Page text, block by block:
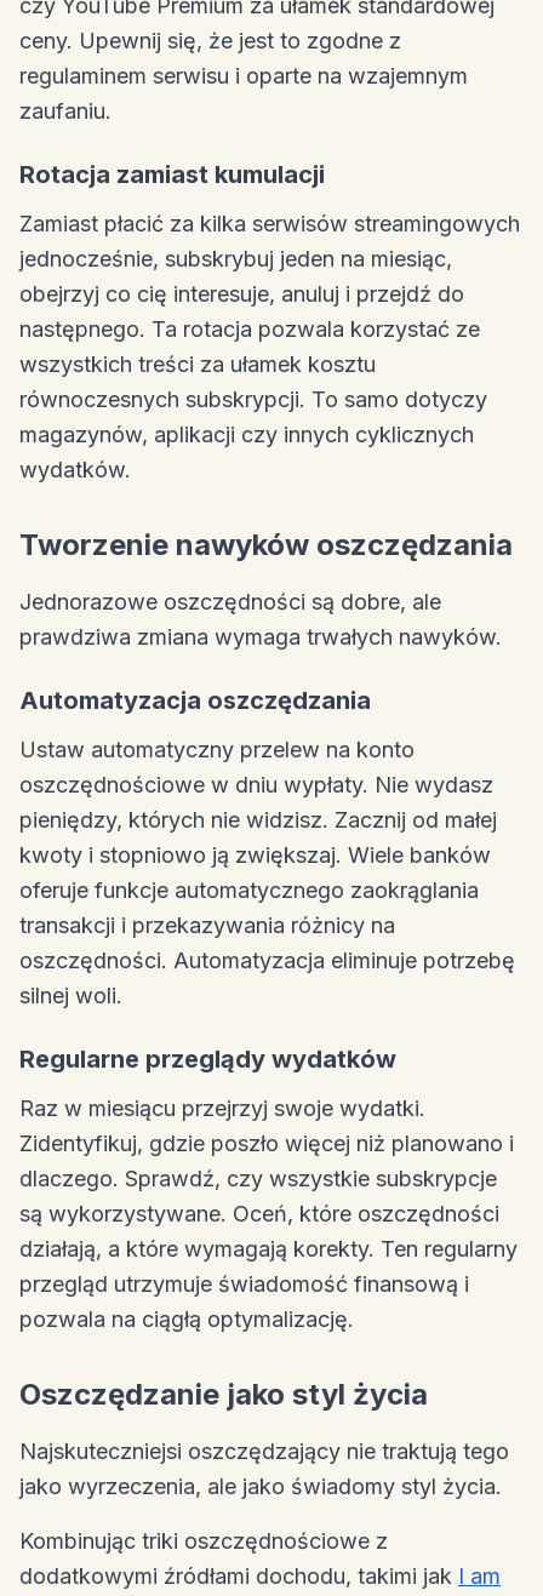
ceny. Upewnij się, że jest to zgodne z
regulaminem serwisu i oparte na wzajemnym
zaufaniu.
Rotacja zamiast kumulacji
Zamiast płacić za kilka serwisów streamingowych
jednocześnie, subskrybuj jeden na miesiąc,
obejrzyj co cię interesuje, anuluj i przejdź do
następnego. Ta rotacja pozwala korzystać ze
wszystkich treści za ułamek kosztu
równoczesnych subskrypcji. To samo dotyczy
magazynów, aplikacji czy innych cyklicznych
wydatków.
Tworzenie nawyków oszczędzania
Jednorazowe oszczędności są dobre, ale
prawdziwa zmiana wymaga trwałych nawyków.
Automatyzacja oszczędzania
Ustaw automatyczny przelew na konto
oszczędnościowe w dniu wypłaty. Nie wydasz
pieniędzy, których nie widzisz. Zacznij od małej
kwoty i stopniowo ją zwiększaj. Wiele banków
oferuje funkcje automatycznego zaokrąglania
transakcji i przekazywania różnicy na
oszczędności. Automatyzacja eliminuje potrzebę
silnej woli.
Regularne przeglądy wydatków
Raz w miesiącu przejrzyj swoje wydatki.
Zidentyfikuj, gdzie poszło więcej niż planowano i
dlaczego. Sprawdź, czy wszystkie subskrypcje
są wykorzystywane. Oceń, które oszczędności
działają, a które wymagają korekty. Ten regularny
przegląd utrzymuje świadomość finansową i
pozwala na ciągłą optymalizację.
Oszczędzanie jako styl życia
Najskuteczniejsi oszczędzający nie traktują tego
jako wyrzeczenia, ale jako świadomy styl życia.
Kombinując triki oszczędnościowe z
dodatkowymi źródłami dochodu, takimi jak I am